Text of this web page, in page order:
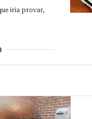
iria provar,